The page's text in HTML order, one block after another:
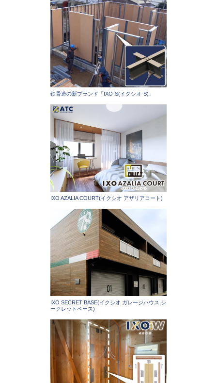
鉄骨造の新ブランド「IXO-S(イクシオ-S)」
IXO AZALIA COURT(イクシオ アザリアコート)
IXO SECRET BASE(イクシオ ガレージハウス シ
ークレットベース)